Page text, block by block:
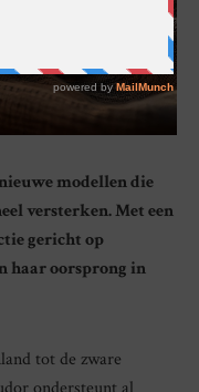
modellen die
versterken. Met een
gericht op
haar oorsprong in
tot de zware